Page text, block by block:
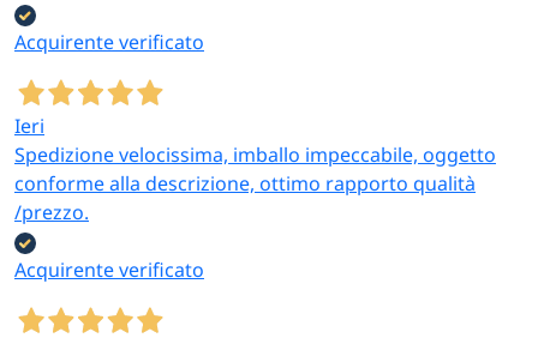
Acquirente verificato
Ieri
Spedizione velocissima, imballo impeccabile, oggetto
conforme alla descrizione, ottimo rapporto qualità
/prezzo.
Acquirente verificato